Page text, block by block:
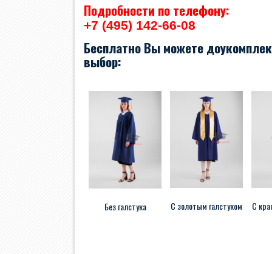
Подробности по телефону:
+7 (495) 142-66-08
Бесплатно Вы можете
выбор:
Без галстука С золотым галстуком С